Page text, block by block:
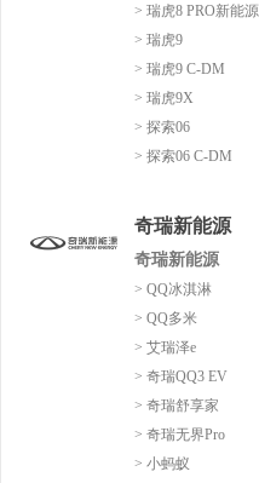
> 瑞虎8 PRO新能源
> 瑞虎9
> 瑞虎9 C-DM
> 瑞虎9X
> 探索06
> 探索06 C-DM
奇瑞新能源
奇瑞新能源
> QQ冰淇淋
> QQ多米
> 艾瑞泽e
> 奇瑞QQ3 EV
> 奇瑞舒享家
> 奇瑞无界Pro
> 小蚂蚁